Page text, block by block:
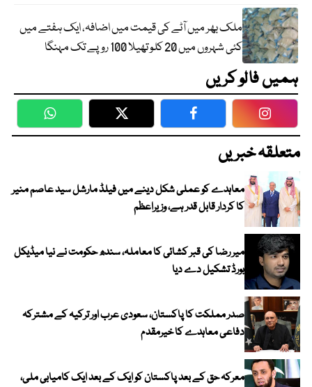
ملک بھر میں آٹے کی قیمت میں اضافہ، ایک ہفتے میں
کئی شہروں میں 20 کلو تھیلا 100 روپے تک مہنگا
ہمیں فالو کریں
WhatsApp Twitter Facebook
متعلقہ خبریں
معاہدے کو عملی شکل دینے میں فیلڈ مارشل سید عاصم منیر
کا کردار قابل قدر ہے، وزیراعظم
میر رضا کی قبر کشائی کا معاملہ، سندھ حکومت نے نیا میڈیکل
بورڈ تشکیل دے دیا
صدر مملکت کا پاکستان، سعودی عرب اور ترکیہ کے مشترکہ
دفاعی معاہدے کا خیرمقدم
معرکہ حق کے بعد پاکستان کو ایک کے بعد ایک کامیابی ملی،